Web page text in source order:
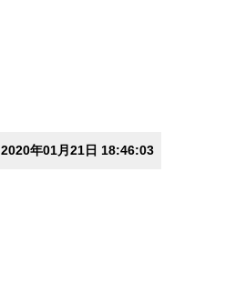
2020年01月21日 18:46:03